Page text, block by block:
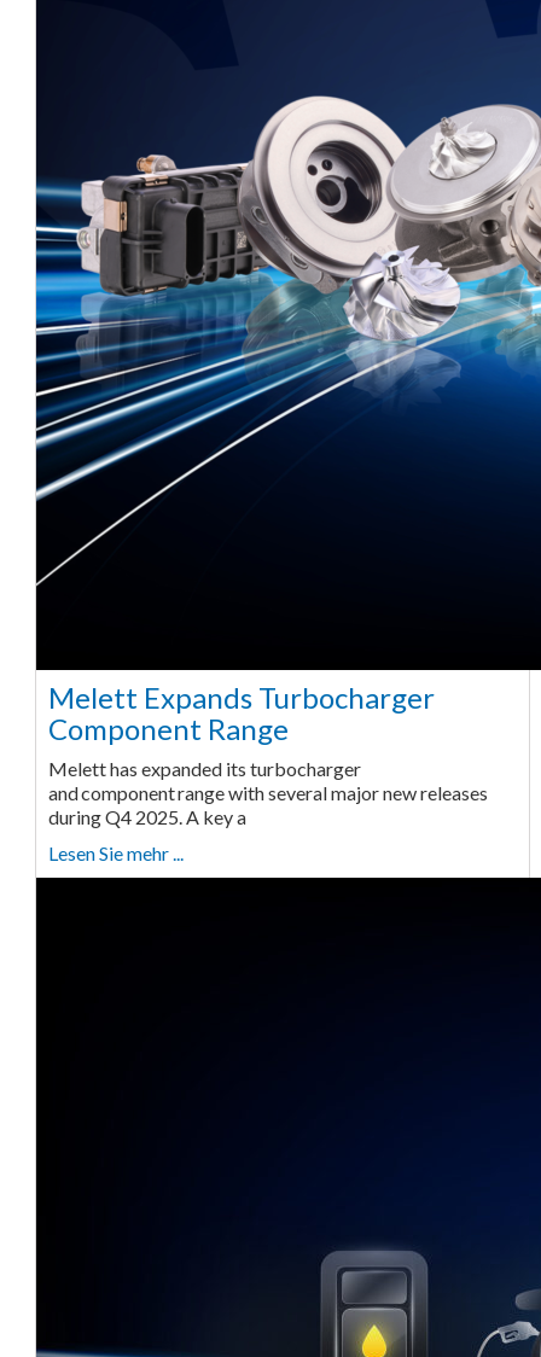
Melett Expands Turbocharger
Component Range
Melett has expanded its turbocharger
and component range with several major new releases
during Q4 2025. A key a
Lesen Sie mehr ...